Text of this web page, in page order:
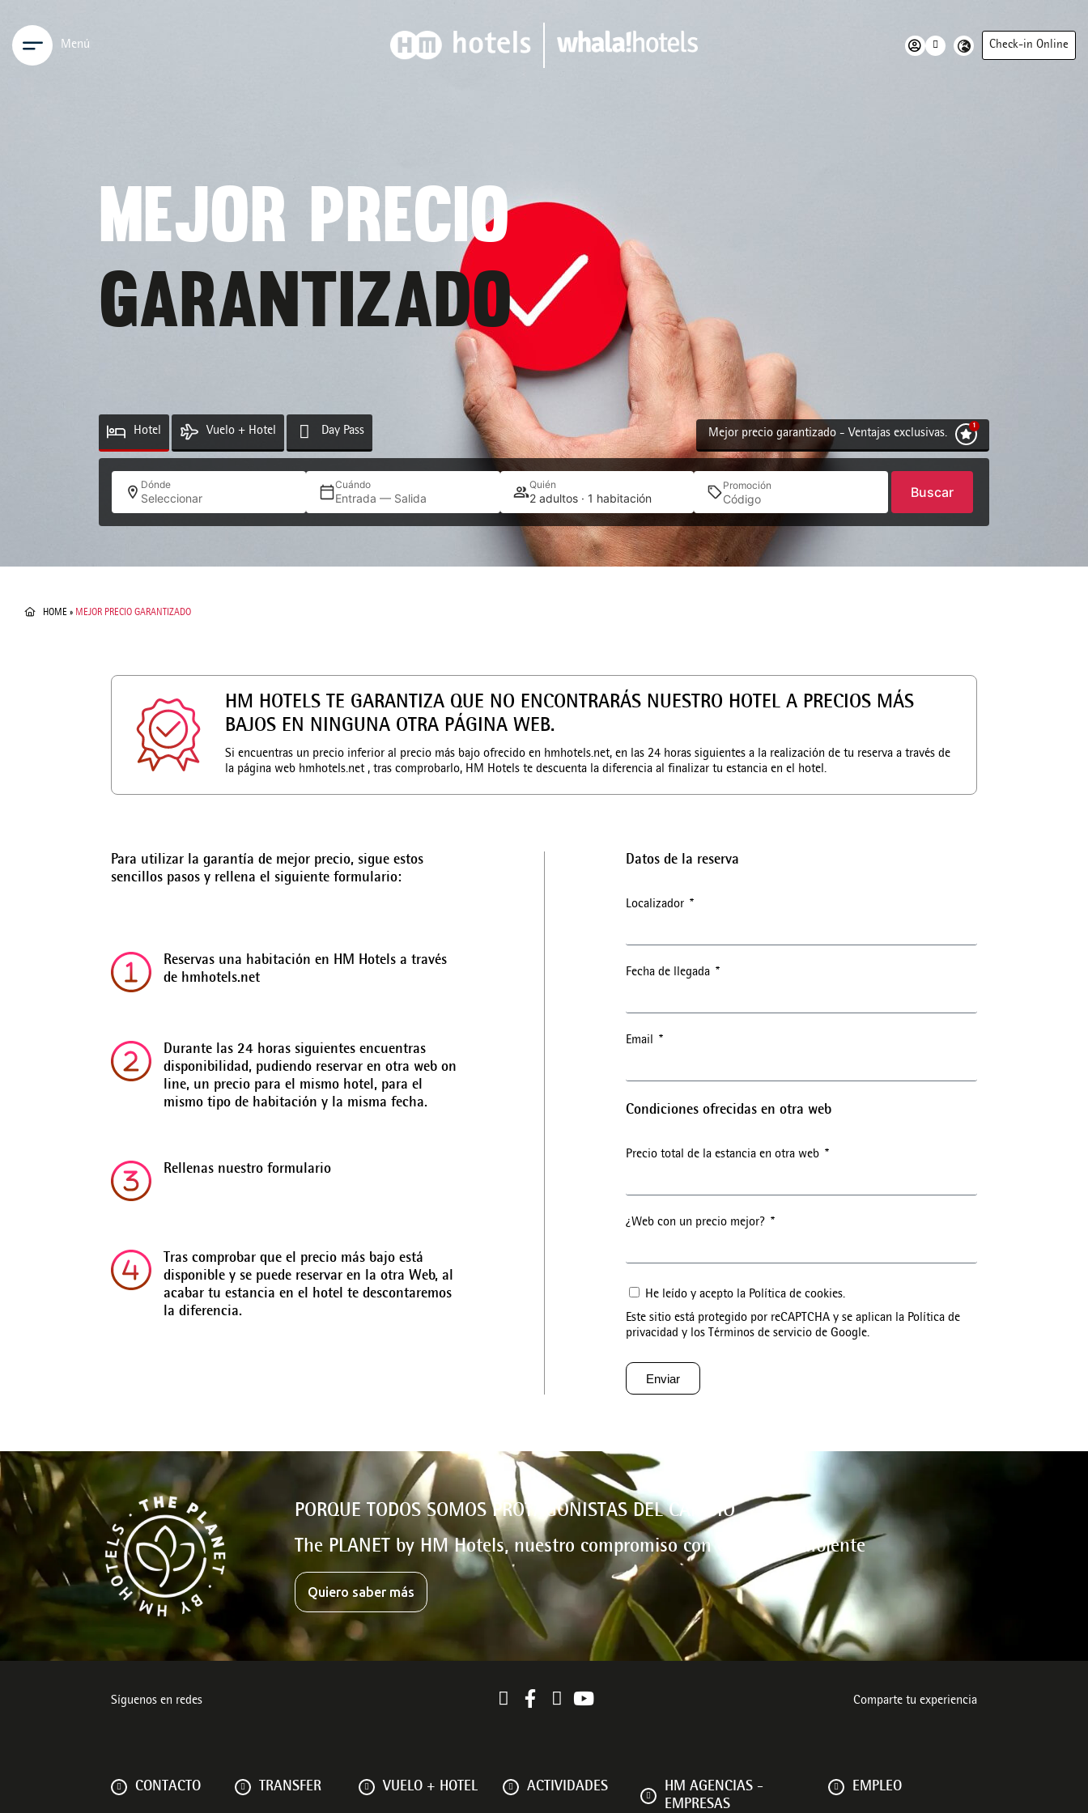
Menú Check-in Online
MEJOR PRECIO
GARANTIZADO
Hotel Vuelo + Hotel Day Pass Mejor precio garantizado - Ventajas exclusivas.
Dónde
Seleccionar
Cuándo
Entrada — Salida
Quién
2 adultos · 1 habitación
Promoción Buscar
HOME » MEJOR PRECIO GARANTIZADO
HM HOTELS TE GARANTIZA QUE NO ENCONTRARÁS NUESTRO HOTEL A PRECIOS MÁS
BAJOS EN NINGUNA OTRA PÁGINA WEB.
Si encuentras un precio inferior al precio más bajo ofrecido en hmhotels.net, en las 24 horas siguientes a la realización de tu reserva a través de
la página web hmhotels.net , tras comprobarlo, HM Hotels te descuenta la diferencia al finalizar tu estancia en el hotel.
Para utilizar la garantía de mejor precio, sigue estos
sencillos pasos y rellena el siguiente formulario:
Reservas una habitación en HM Hotels a través
de hmhotels.net
Durante las 24 horas siguientes encuentras
disponibilidad, pudiendo reservar en otra web on
line, un precio para el mismo hotel, para el
mismo tipo de habitación y la misma fecha.
Rellenas nuestro formulario
Tras comprobar que el precio más bajo está
disponible y se puede reservar en la otra Web, al
acabar tu estancia en el hotel te descontaremos
la diferencia.
Datos de la reserva
Localizador
Fecha de llegada
Email
Condiciones ofrecidas en otra web
Precio total de la estancia en otra web
¿Web con un precio mejor?
He leído y acepto la Política de cookies.
Este sitio está protegido por reCAPTCHA y se aplican la Política de
privacidad y los Términos de servicio de Google.
Enviar
PORQUE TODOS SOMOS PROTAGONISTAS DEL CAMBIO
The PLANET by HM Hotels, nuestro compromiso con el medio ambiente
Quiero saber más
Síguenos en redes Comparte tu experiencia
CONTACTO TRANSFER VUELO + HOTEL ACTIVIDADES
HM AGENCIAS -
EMPRESAS
EMPLEO